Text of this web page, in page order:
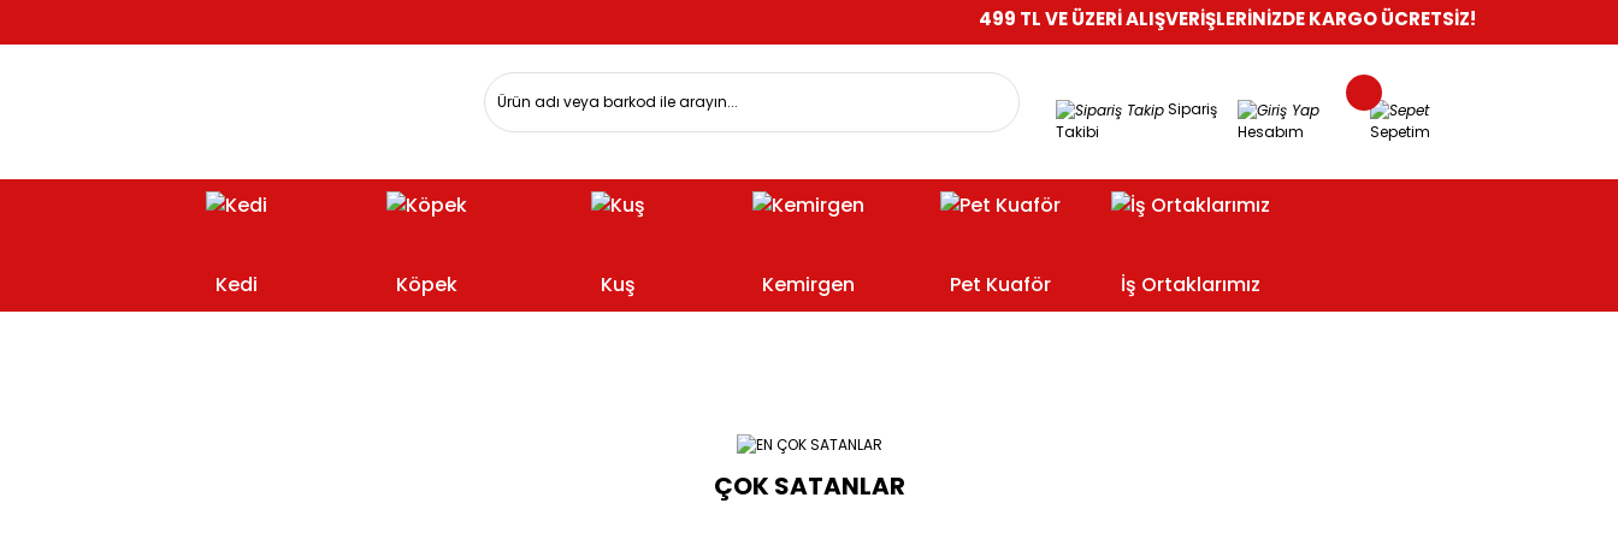
499 TL VE ÜZERİ ALIŞVERİŞLERİNİZDE KARGO ÜCRETSİZ!%100 GÜVENLİ
Sipariş
Takibi
Hesabım Sepetim
Kedi Köpek Kuş Kemirgen Pet Kuaför İş Ortaklarımız
ÇOK SATANLAR